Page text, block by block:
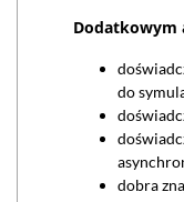
Dodatkowym
do
dobra